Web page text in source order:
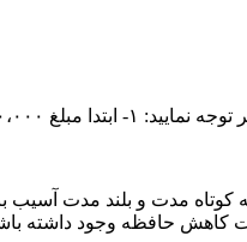
ریال به کارت…
کوتاه مدت و بلند مدت آسیب
کاهش حافظه وجود داشته